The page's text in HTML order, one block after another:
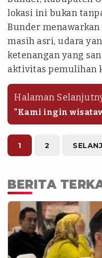
lokasi ini bukan
Bunder
masih asri, udara
ketenangan yang
aktivitas pemulihan
Halaman
"Kami ingin
berkunjung, tetapi
pulang manfaat
mereka. Melalui
Genitri Eco
Gunungkidul dapat
ungkapnya.
1 2
BERITA